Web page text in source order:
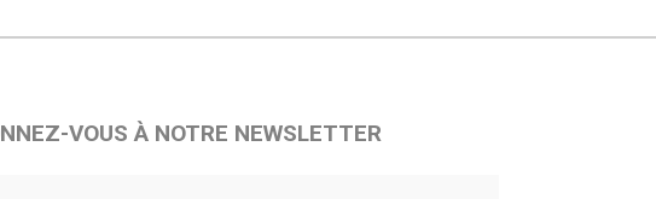
VOUS À NOTRE NEWSLETTER